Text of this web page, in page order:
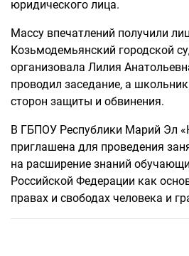
юридического лица.
Массу впечатлений получили
Козьмодемьянский городской
организовала Лилия
проводил заседание, а
сторон защиты и обвинения.
В ГБПОУ Республики Марий Эл
приглашена для проведения
на расширение знаний
Российской Федерации как
правах и свободах человека и